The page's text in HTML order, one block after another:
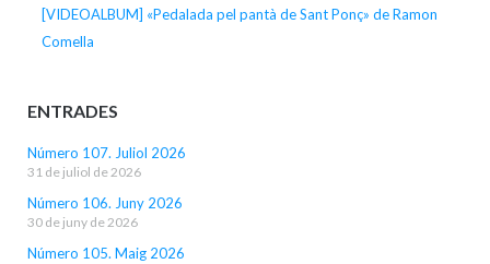
[VIDEOALBUM] «Pedalada pel pantà de Sant Ponç» de Ramon
Comella
ENTRADES
Número 107. Juliol 2026
31 de juliol de 2026
Número 106. Juny 2026
30 de juny de 2026
Número 105. Maig 2026